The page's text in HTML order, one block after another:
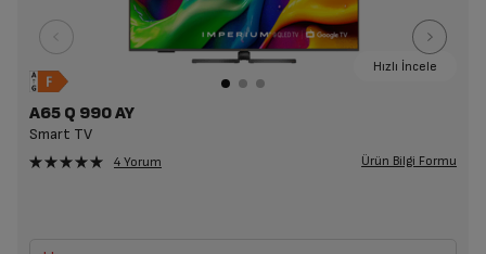
Hızlı İncele
A65 Q 990 AY
Smart TV
4 Yorum Ürün Bilgi Formu